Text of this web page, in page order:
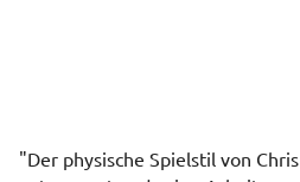
"Der physische Spielstil von